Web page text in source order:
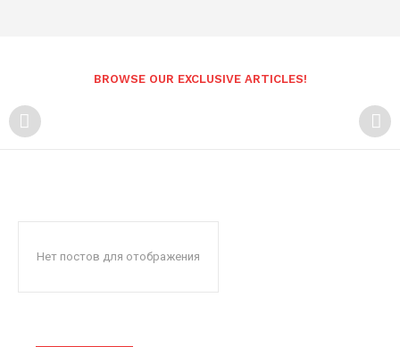
BROWSE OUR EXCLUSIVE ARTICLES!
Нет постов для отображения